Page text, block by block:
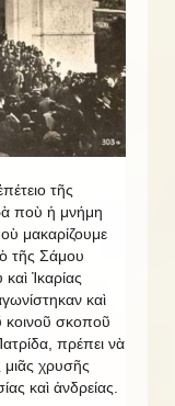
τῆς
ποὺ ἡ μνήμη
μακαρίζουμε
τῆς Σάμου
Ἰκαρίας
καὶ
κοινοῦ σκοποῦ
πρέπει νὰ
χρυσῆς
καὶ ἀνδρείας.